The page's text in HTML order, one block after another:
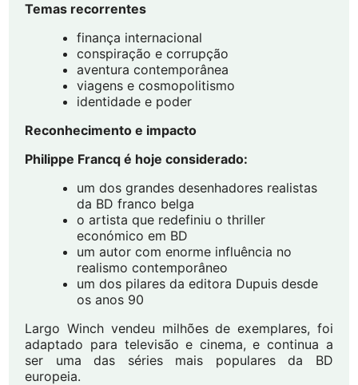
Temas recorrentes
finança internacional
conspiração e corrupção
aventura contemporânea
viagens e cosmopolitismo
identidade e poder
Reconhecimento e impacto
Philippe Francq é hoje considerado:
um dos grandes desenhadores realistas
da BD franco belga
o artista que redefiniu o thriller
económico em BD
um autor com enorme influência no
realismo contemporâneo
um dos pilares da editora Dupuis desde
os anos 90
Largo Winch vendeu milhões de exemplares, foi
adaptado para televisão e cinema, e continua a
ser uma das séries mais populares da BD
europeia.